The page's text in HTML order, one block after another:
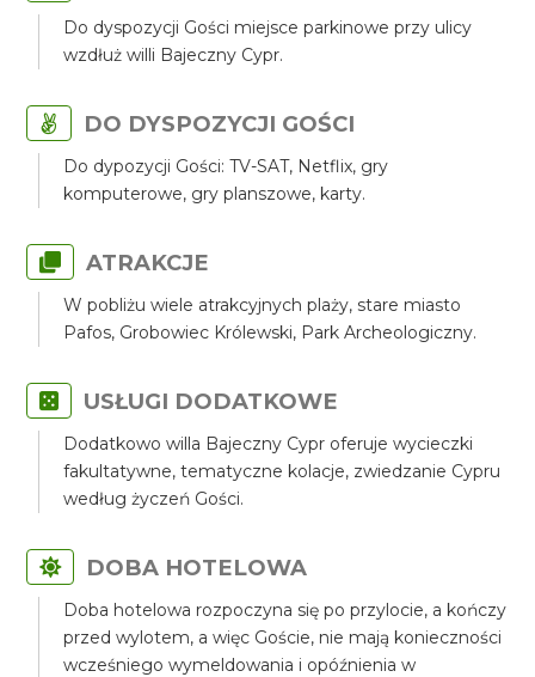
Do dyspozycji Gości miejsce parkinowe przy ulicy
wzdłuż willi Bajeczny Cypr.
DO DYSPOZYCJI GOŚCI
Do dypozycji Gości: TV-SAT, Netflix, gry
komputerowe, gry planszowe, karty.
ATRAKCJE
W pobliżu wiele atrakcyjnych plaży, stare miasto
Pafos, Grobowiec Królewski, Park Archeologiczny.
USŁUGI DODATKOWE
Dodatkowo willa Bajeczny Cypr oferuje wycieczki
fakultatywne, tematyczne kolacje, zwiedzanie Cypru
według życzeń Gości.
DOBA HOTELOWA
Doba hotelowa rozpoczyna się po przylocie, a kończy
przed wylotem, a więc Goście, nie mają konieczności
wcześniego wymeldowania i opóźnienia w